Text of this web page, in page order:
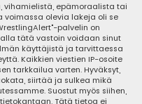
vihamielistä, epämoraalista tai
olevia lakeja oli se
palvelin on
tätä vastoin voidaan sinut
käyttäjistä ja tarvittaessa
Kaikkien viestien IP-osoite
tarkkailua varten. Hyväksyt,
siirtää ja sulkea mikä
Suostut myös siihen,
Tätä tietoa ei